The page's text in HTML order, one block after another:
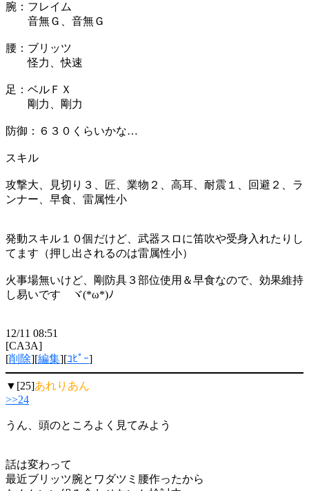
腕：フレイム
音無Ｇ、音無Ｇ
腰：ブリッツ
怪力、快速
足：ベルＦＸ
剛力、剛力
防御：６３０くらいかな…
スキル
攻撃大、見切り３、匠、業物２、高耳、耐震１、回避２、ラ
ンナー、早食、雷属性小
発動スキル１０個だけど、武器スロに笛吹や受身入れたりし
てます（押し出されるのは雷属性小）
火事場無いけど、剛防具３部位使用＆早食なので、効果維持
し易いです ヾ(*ω*)ﾉ
12/11 08:51
[CA3A]
[削除][編集][ｺﾋﾟｰ]
▼[25]あれりあん
>>24
うん、頭のところよく見てみよう
話は変わって
最近ブリッツ腕とワダツミ腰作ったから